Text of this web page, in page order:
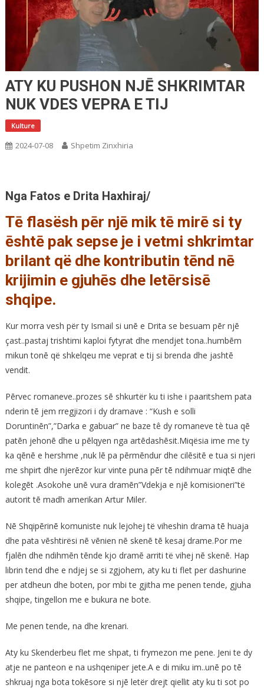
ATY KU PUSHON NJĒ SHKRIMTAR
NUK VDES VEPRA E TIJ
Kulture
2024-07-08 Shpetim Zinxhiria
Nga Fatos e Drita Haxhiraj/
Tē flasësh pēr njē mik tē mirē si ty
ēshtē pak sepse je i vetmi shkrimtar
brilant që dhe kontributin tēnd nē
krijimin e gjuhēs dhe letērsisē
shqipe.
Kur morra vesh për ty Ismail si unē e Drita se besuam pēr njē
çast..pastaj trishtimi kaploi fytyrat dhe mendjet tona..humbēm
mikun tonē që shkelqeu me veprat e tij si brenda dhe jashtē
vendit.
Pērvec romaneve..prozes sē shkurtër ku ti ishe i paaritshem pata
nderin tē jem rregjizori i dy dramave : “Kush e solli
Doruntinēn”,”Darka e gabuar” ne baze tê dy romaneve tè tua qē
patēn jehonē dhe u pēlqyen nga artēdashēsit.Miqësia ime me ty
ka qēnē e hershme ,nuk lē pa pērmēndur dhe cilēsitē e tua si njeri
me shpirt dhe njerēzor kur vinte puna pēr tē ndihmuar miqtē dhe
kolegēt .Asokohe unē vura dramēn”Vdekja e njē komisioneri”të
autorit tē madh amerikan Artur Miler.
Nē Shqipērinē komuniste nuk lejohej të viheshin drama tē huaja
dhe pata vēshtirësi nē vēnien nē skenē tē kesaj drame.Por me
fjalēn dhe ndihmēn tēnde kjo dramē arriti të vihej nē skenē. Hap
librin tend dhe e ndjej se si zgjohem, aty ku ti flet per dashurine
per atdheun dhe boten, por mbi te gjitha me penen tende, gjuha
shqipe, tingellon me e bukura ne bote.
Me penen tende, na dhe krenari.
Aty ku Skenderbeu flet me shpat, ti frymezon me pene. Jeni te dy
atje ne panteon e na ushqeniper jete.A e di miku im..unē po tē
shkruaj nga bota tokēsore si njē letër drejt qiellit aty ku ti sot po